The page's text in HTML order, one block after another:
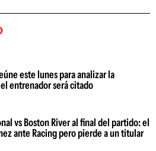
este lunes para analizar la
entrenador será citado
vs Boston River al final del partido: el
ante Racing pero pierde a un titular